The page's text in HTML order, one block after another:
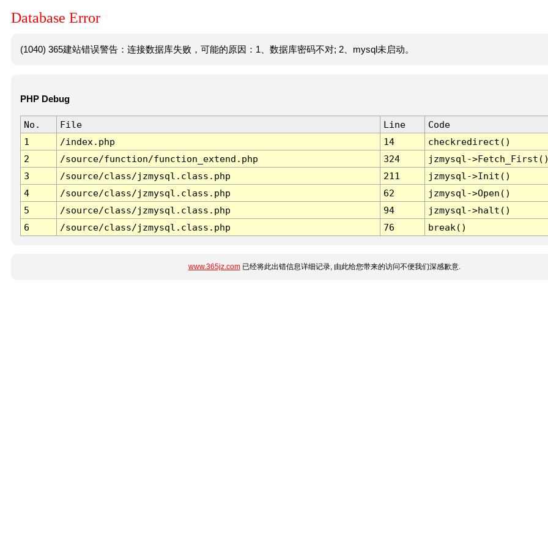
Database Error
(1040) 365建站错误警告：连接数据库失败，可能的原因：1、数据库密码不对; 2、mysql未启动。
PHP Debug
No. File Line
Code
1
/index.php 14
checkredirect()
2
/source/function/function_extend.php 324
jzmysql-
3
/source/class/jzmysql.class.php 211
jzmysql->Init()
4
/source/class/jzmysql.class.php 62
jzmysql->Open()
5
/source/class/jzmysql.class.php 94
jzmysql->halt()
6
/source/class/jzmysql.class.php 76 break()
www.365jz.com已经将此出错信息详细记录, 由此给您带来的访问不便我们深感歉意.